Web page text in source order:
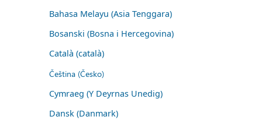
Bahasa Melayu (Asia Tenggara)
Bosanski (Bosna i Hercegovina)
Català (català)
Čeština (Česko)
Cymraeg (Y Deyrnas Unedig)
Dansk (Danmark)